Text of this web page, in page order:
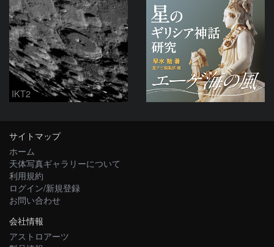
IKT2
サイトマップ
ホーム
天体写真ギャラリーについて
利用規約
ログイン/新規登録
お問い合わせ
会社情報
アストロアーツ